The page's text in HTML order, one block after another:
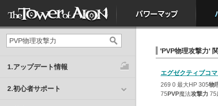
1.アップデート情報
2.初心者サポート
'PVP物理攻撃力'
エグゼクティブコ
269 0 最大HP 305物
75 PVP魔法攻撃力 75